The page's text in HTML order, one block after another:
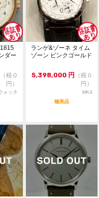
などはございますが、ケース・
状態は良いです。
等はありません。ガラスにキズ
ールドならではの細かいスレ・
態は極美品ではなく中古で掲載
き日差＋11～＋14秒（参考程
、実物確認や店舗へのお取寄せ
希望金額をご提示ください（極
は削除致します）。
かねます。先着順にてご注文を
託商品でございます。お問合せ
ご返答致します。
は承っておりません。メーカー
ダー
（税０
円）
ォッチ
ランゲ&ゾーネ タイム
ゾーン ピンクゴールド
5,398,000 円 （税０
円）
MK4
極美品